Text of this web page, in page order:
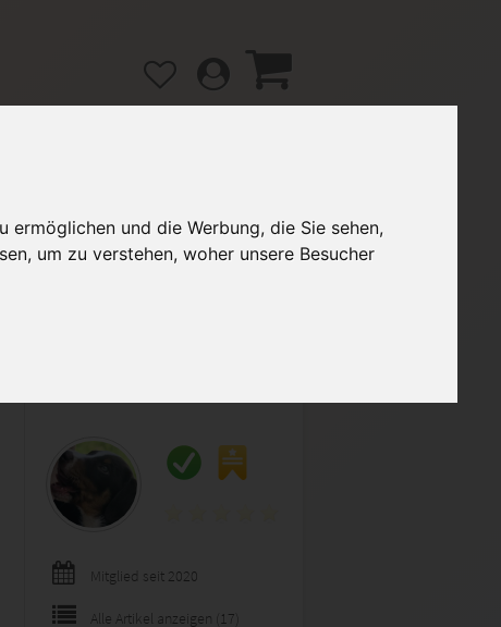
und die Werbung, die Sie sehen,
um zu verstehen, woher unsere Besucher
Hilfe / FAQ
Mitglied seit 2020
Alle Artikel anzeigen (17)